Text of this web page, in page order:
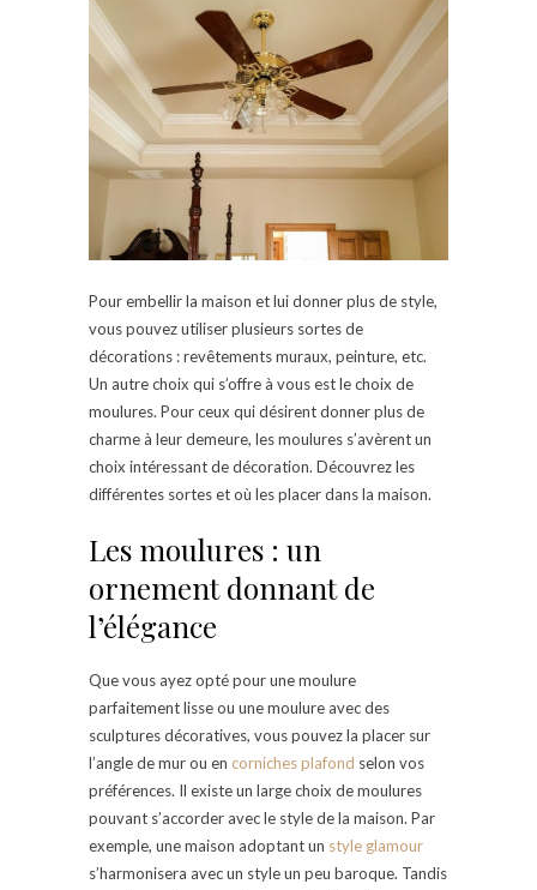
Pour embellir la maison et lui donner plus de style,
vous pouvez utiliser plusieurs sortes de
décorations : revêtements muraux, peinture, etc.
Un autre choix qui s’offre à vous est le choix de
moulures. Pour ceux qui désirent donner plus de
charme à leur demeure, les moulures s’avèrent un
choix intéressant de décoration. Découvrez les
différentes sortes et où les placer dans la maison.
Les moulures : un
ornement donnant de
l’élégance
Que vous ayez opté pour une moulure
parfaitement lisse ou une moulure avec des
sculptures décoratives, vous pouvez la placer sur
l’angle de mur ou en corniches plafond selon vos
préférences. Il existe un large choix de moulures
pouvant s’accorder avec le style de la maison. Par
exemple, une maison adoptant un style glamour
s’harmonisera avec un style un peu baroque. Tandis